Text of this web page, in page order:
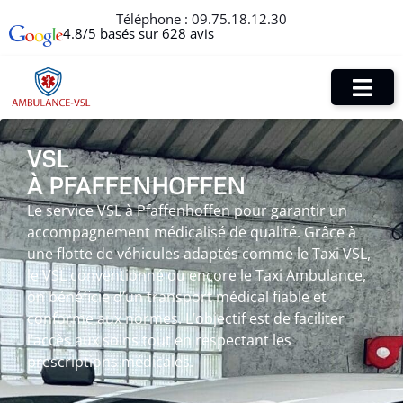
Téléphone : 09.75.18.12.30
4.8/5 basés sur 628 avis
VSL
À PFAFFENHOFFEN
Le service VSL à Pfaffenhoffen pour garantir un
accompagnement médicalisé de qualité. Grâce à
une flotte de véhicules adaptés comme le Taxi VSL,
le VSL conventionné ou encore le Taxi Ambulance,
on bénéficie d’un transport médical fiable et
conforme aux normes. L’objectif est de faciliter
l’accès aux soins tout en respectant les
prescriptions médicales.